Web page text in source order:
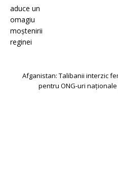
Afganistan: Talibanii interzic
pentru ONG-uri